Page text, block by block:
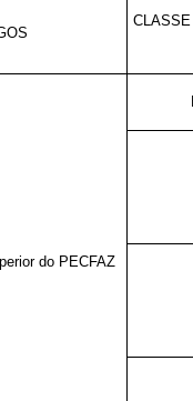
CLASSE
do PECFAZ